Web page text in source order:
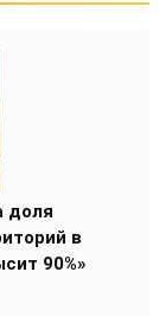
доля
в
90%»